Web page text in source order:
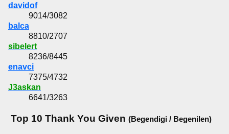
davidof
9014/3082
balca
8810/2707
sibelert
8236/8445
enavci
7375/4732
J3askan
6641/3263
Top 10 Thank You Given (Begendigi / Begenilen)